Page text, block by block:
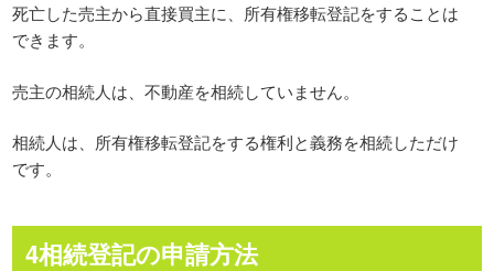
死亡した売主から直接買主に、所有権移転登記をすることは
できます。
売主の相続人は、不動産を相続していません。
相続人は、所有権移転登記をする権利と義務を相続しただけ
です。
4相続登記の申請方法